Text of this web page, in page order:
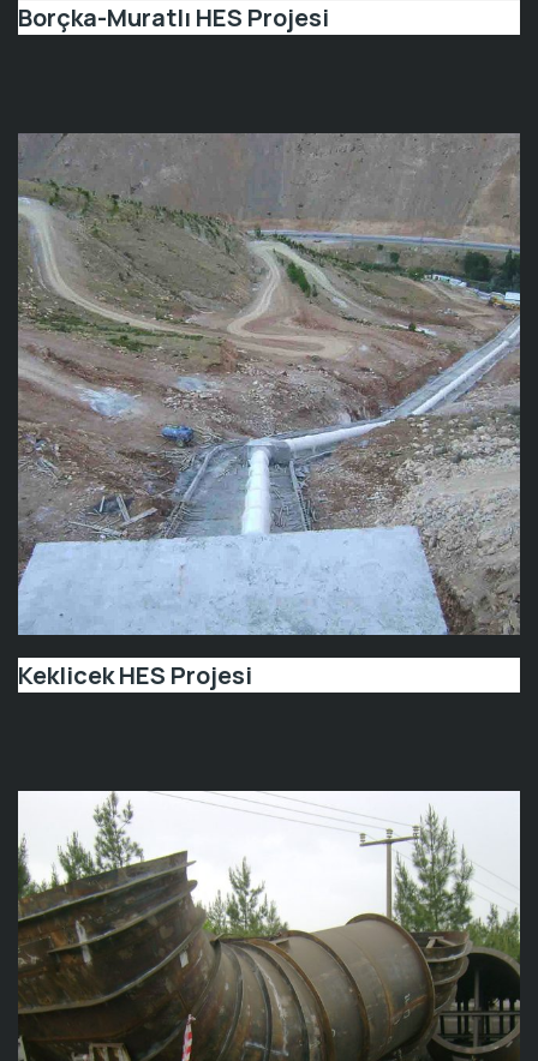
Borçka-Muratlı HES Projesi
Keklicek HES Projesi